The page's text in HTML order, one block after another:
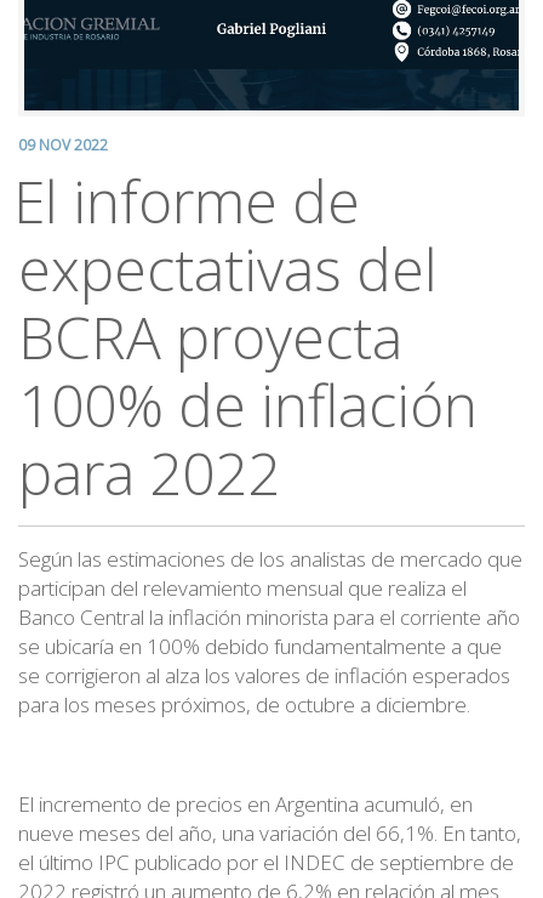
09 NOV 2022
El informe de
expectativas del
BCRA proyecta
100% de inflación
para 2022
Según las estimaciones de los analistas de mercado que
participan del relevamiento mensual que realiza el
Banco Central la inflación minorista para el corriente año
se ubicaría en 100% debido fundamentalmente a que
se corrigieron al alza los valores de inflación esperados
para los meses próximos, de octubre a diciembre.
El incremento de precios en Argentina acumuló, en
nueve meses del año, una variación del 66,1%. En tanto,
el último IPC publicado por el INDEC de septiembre de
2022 registró un aumento de 6,2% en relación al mes